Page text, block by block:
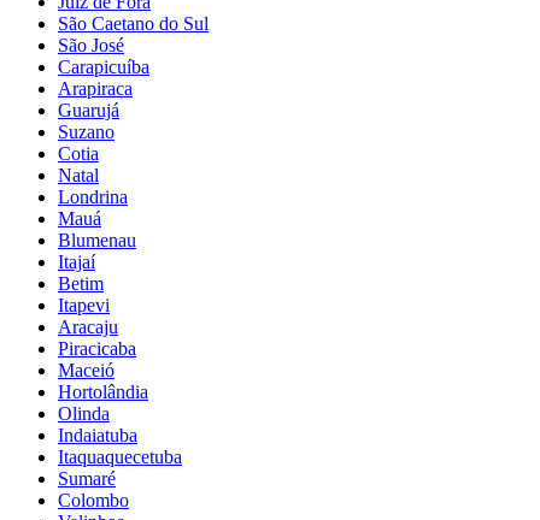
São Caetano do Sul
São José
Carapicuíba
Arapiraca
Guarujá
Suzano
Cotia
Natal
Londrina
Mauá
Blumenau
Itajaí
Betim
Itapevi
Aracaju
Piracicaba
Maceió
Hortolândia
Olinda
Indaiatuba
Itaquaquecetuba
Sumaré
Colombo